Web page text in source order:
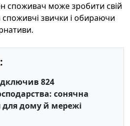
споживач може зробити свій
звички і обираючи
824
сонячна
для дому й мережі